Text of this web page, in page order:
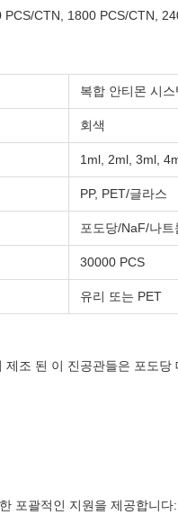
CTN, 1800 PCS/CTN,
복합 안티몬 시스
회색
1ml, 2ml, 3ml,
PP, PET/글라스
포도당/NaF/나
30000 PCS
유리 또는 PET
조 된 이 진공관들은 포도
포괄적인 지원을 제공합니다: